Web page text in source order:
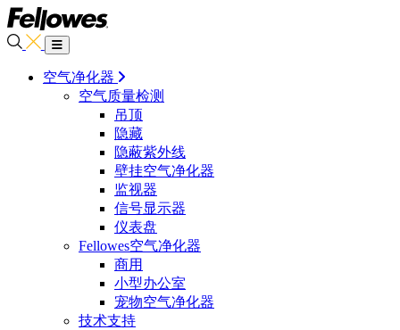
空气净化器
空气质量检测
吊顶
隐藏
隐蔽紫外线
壁挂空气净化器
监视器
信号显示器
仪表盘
Fellowes空气净化器
商用
小型办公室
宠物空气净化器
技术支持